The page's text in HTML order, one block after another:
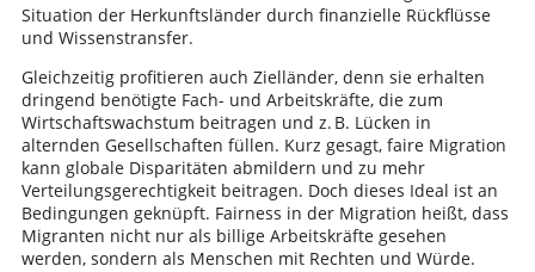
Situation der Herkunftsländer durch finanzielle Rückflüsse
und Wissenstransfer.
Gleichzeitig profitieren auch Zielländer, denn sie erhalten
dringend benötigte Fach- und Arbeitskräfte, die zum
Wirtschaftswachstum beitragen und z. B. Lücken in
alternden Gesellschaften füllen. Kurz gesagt, faire Migration
kann globale Disparitäten abmildern und zu mehr
Verteilungsgerechtigkeit beitragen. Doch dieses Ideal ist an
Bedingungen geknüpft. Fairness in der Migration heißt, dass
Migranten nicht nur als billige Arbeitskräfte gesehen
werden, sondern als Menschen mit Rechten und Würde.